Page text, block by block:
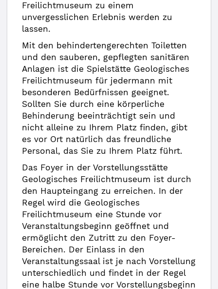
Freilichtmuseum zu einem
unvergesslichen Erlebnis werden zu
lassen.
Mit den behindertengerechten Toiletten
und den sauberen, gepflegten sanitären
Anlagen ist die Spielstätte Geologisches
Freilichtmuseum für jedermann mit
besonderen Bedürfnissen geeignet.
Sollten Sie durch eine körperliche
Behinderung beeinträchtigt sein und
nicht alleine zu Ihrem Platz finden, gibt
es vor Ort natürlich das freundliche
Personal, das Sie zu Ihrem Platz führt.
Das Foyer in der Vorstellungsstätte
Geologisches Freilichtmuseum ist durch
den Haupteingang zu erreichen. In der
Regel wird die Geologisches
Freilichtmuseum eine Stunde vor
Veranstaltungsbeginn geöffnet und
ermöglicht den Zutritt zu den Foyer-
Bereichen. Der Einlass in den
Veranstaltungssaal ist je nach Vorstellung
unterschiedlich und findet in der Regel
eine halbe Stunde vor Vorstellungsbeginn